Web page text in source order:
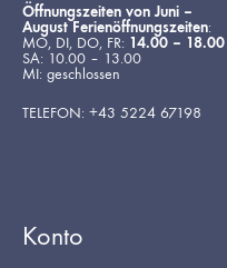
Öffnungszeiten von Juni –
August Ferienöffnungszeiten:
MO, DI, DO, FR: 14.00 – 18.00
SA: 10.00 – 13.00
MI: geschlossen
TELEFON: +43 5224 67198
Konto